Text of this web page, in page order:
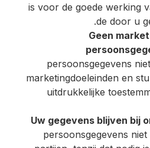
is voor de goede werking
de door u
Geen
persoonsgegevens
marketingdoeleinden en
uitdrukkelijke
Uw gegevens blijven bij
persoonsgegevens